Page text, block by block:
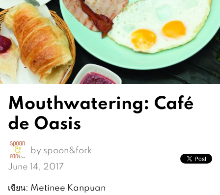
Mouthwatering: Café
de Oasis
by spoon&fork
June 14, 2017
เขียน: Metinee Kanpuan